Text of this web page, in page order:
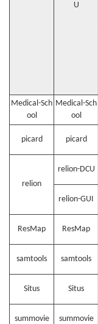
U
Medical-Sch
ool
Medical-Sch
ool
picard picard
relion
relion-DCU
relion-GUI
ResMap ResMap
samtools samtools
Situs Situs
summovie summovie